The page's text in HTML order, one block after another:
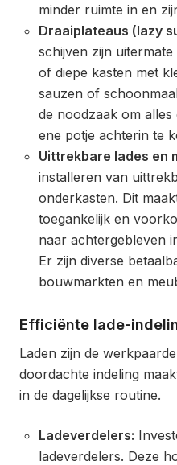
minder ruimte in en
Draaiplateaus (lazy
schijven zijn
of diepe kasten met
sauzen of
de noodzaak om
ene potje achterin te
Uittrekbare lades en
installeren van
onderkasten. Dit
toegankelijk en
naar achtergebleven
Er zijn diverse
bouwmarkten en
Efficiënte lade-
Laden zijn de
doordachte indeling
in de dagelijkse routine.
Ladeverdelers:
ladeverdelers. Deze